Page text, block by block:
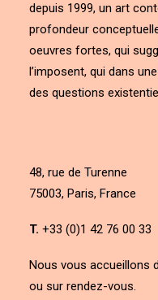
depuis 1999, un art
profondeur
oeuvres fortes, qui
l’imposent, qui dans
des questions
48, rue de Turenne
75003, Paris, France
T. +33 (0)1 42 76 00 33
Nous vous accueillons
ou sur rendez-vous.